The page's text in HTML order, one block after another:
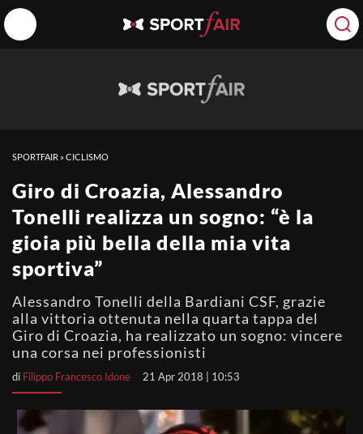
SPORTFAIR »CICLISMO
Giro di Croazia, Alessandro
Tonelli realizza un sogno: “è la
gioia più bella della mia vita
sportiva”
Alessandro Tonelli della Bardiani CSF, grazie
alla vittoria ottenuta nella quarta tappa del
Giro di Croazia, ha realizzato un sogno: vincere
una corsa nei professionisti
di Filippo Francesco Idone 21 Apr 2018 | 10:53